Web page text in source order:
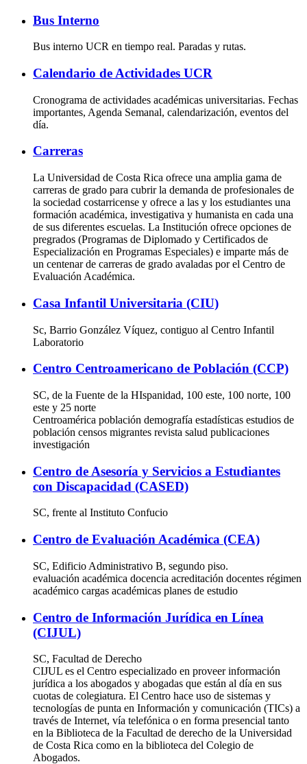
Bus Interno
Bus interno UCR en tiempo real. Paradas y rutas.
Calendario de Actividades UCR
Cronograma de actividades académicas universitarias. Fechas
importantes, Agenda Semanal, calendarización, eventos del
día.
Carreras
La Universidad de Costa Rica ofrece una amplia gama de
carreras de grado para cubrir la demanda de profesionales de
la sociedad costarricense y ofrece a las y los estudiantes una
formación académica, investigativa y humanista en cada una
de sus diferentes escuelas. La Institución ofrece opciones de
pregrados (Programas de Diplomado y Certificados de
Especialización en Programas Especiales) e imparte más de
un centenar de carreras de grado avaladas por el Centro de
Evaluación Académica.
Casa Infantil Universitaria (CIU)
Sc, Barrio González Víquez, contiguo al Centro Infantil
Laboratorio
Centro Centroamericano de Población (CCP)
SC, de la Fuente de la HIspanidad, 100 este, 100 norte, 100
este y 25 norte
Centroamérica población demografía estadísticas estudios de
población censos migrantes revista salud publicaciones
investigación
Centro de Asesoría y Servicios a Estudiantes
con Discapacidad (CASED)
SC, frente al Instituto Confucio
Centro de Evaluación Académica (CEA)
SC, Edificio Administrativo B, segundo piso.
evaluación académica docencia acreditación docentes régimen
académico cargas académicas planes de estudio
Centro de Información Jurídica en Línea
(CIJUL)
SC, Facultad de Derecho
CIJUL es el Centro especializado en proveer información
jurídica a los abogados y abogadas que están al día en sus
cuotas de colegiatura. El Centro hace uso de sistemas y
tecnologías de punta en Información y comunicación (TICs) a
través de Internet, vía telefónica o en forma presencial tanto
en la Biblioteca de la Facultad de derecho de la Universidad
de Costa Rica como en la biblioteca del Colegio de
Abogados.